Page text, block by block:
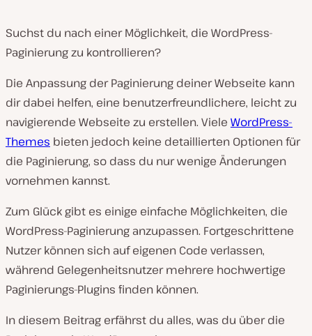
Suchst du nach einer Möglichkeit, die WordPress-
Paginierung zu kontrollieren?
Die Anpassung der Paginierung deiner Webseite kann
dir dabei helfen, eine benutzerfreundlichere, leicht zu
navigierende Webseite zu erstellen. Viele WordPress-
Themes bieten jedoch keine detaillierten Optionen für
die Paginierung, so dass du nur wenige Änderungen
vornehmen kannst.
Zum Glück gibt es einige einfache Möglichkeiten, die
WordPress-Paginierung anzupassen. Fortgeschrittene
Nutzer können sich auf eigenen Code verlassen,
während Gelegenheitsnutzer mehrere hochwertige
Paginierungs-Plugins finden können.
In diesem Beitrag erfährst du alles, was du über die